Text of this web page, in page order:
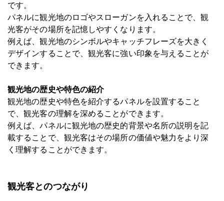
です。
パネルに観光地のロゴやスローガンを入れることで、観
光客がその場所を記憶しやすくなります。
例えば、観光地のシンボルやキャッチフレーズを大きく
デザインすることで、観光客に強い印象を与えることが
できます。
観光地の歴史や特色の紹介
観光地の歴史や特色を紹介するパネルを設置すること
で、観光客の理解を深めることができます。
例えば、パネルに観光地の歴史的背景や名所の説明を記
載することで、観光客はその場所の価値や魅力をより深
く理解することができます。
観光客とのつながり